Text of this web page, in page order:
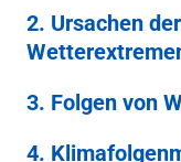
2. Ursachen
3. Folgen von
4.